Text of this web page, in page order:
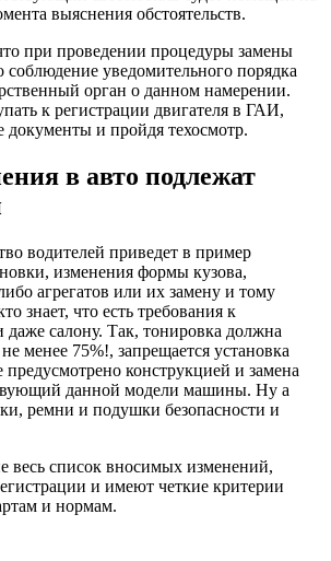
выяснения обстоятельств.
при проведении процедуры замены
соблюдение уведомительного порядка
орган о данном намерении.
к регистрации двигателя в ГАИ,
документы и пройдя техосмотр.
в авто подлежат
водителей приведет в пример
изменения формы кузова,
агрегатов или их замену и тому
знает, что есть требования к
даже салону. Так, тонировка должна
менее 75%!, запрещается установка
предусмотрено конструкцией и замена
данной модели машины. Ну а
ремни и подушки безопасности и
весь список вносимых изменений,
и имеют четкие критерии
и нормам.